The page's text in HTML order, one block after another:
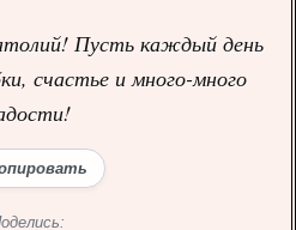
Пусть каждый день
счастье и много-много